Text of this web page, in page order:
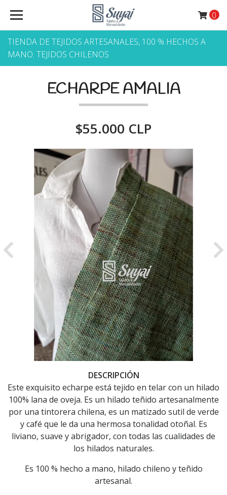
TIENDA DE TEJIDOS ARTESANALES, 100 % HECHOS A
MANO. TEJIDOS CHILENOS
0
ECHARPE AMALIA
$55.000 CLP
Previous
DESCRIPCIÓN
Este exquisito echarpe está tejido en telar con un hilado
100% lana de oveja. Es un hilado teñido artesanalmente
por una tintorera chilena, es un matizado sutil de verde
y café que le da una hermosa tonalidad otoñal. Es
liviano, suave y abrigador, con todas las cualidades de
los hilados naturales.
Es 100 % hecho a mano, hilado chileno y teñido
artesanal.